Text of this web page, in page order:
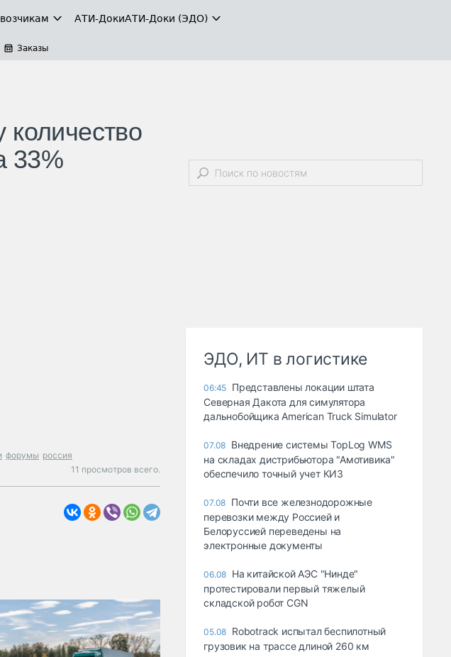
АТИ-ДокиАТИ-Доки (ЭДО)
Заказы
33%
форумы россия
11 просмотров всего.
ЭДО, ИТ в логистике
06:45 Представлены локации штата
Северная Дакота для симулятора
дальнобойщика American Truck Simulator
07.08 Внедрение системы TopLog WMS
на складах дистрибьютора "Амотивика"
обеспечило точный учет КИЗ
07.08 Почти все железнодорожные
перевозки между Россией и
Белоруссией переведены на
электронные документы
06.08 На китайской АЭС "Нинде"
протестировали первый тяжелый
складской робот CGN
05.08 Robotrack испытал беспилотный
грузовик на трассе длиной 260 км